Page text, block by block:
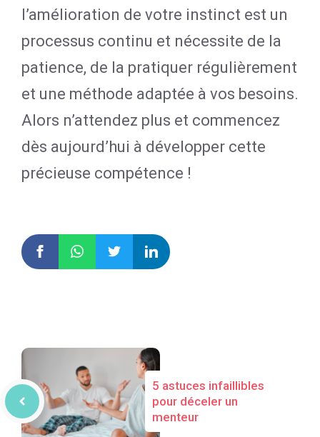
l’amélioration de votre instinct est un
processus continu et nécessite de la
patience, de la pratiquer régulièrement
et une méthode adaptée à vos besoins.
Alors n’attendez plus et commencez
dès aujourd’hui à développer cette
précieuse compétence !
5 astuces infaillibles
pour déceler un
menteur